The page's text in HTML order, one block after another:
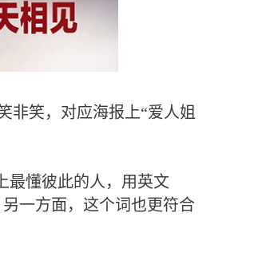
非笑，对应海报上“爱人姐
最懂彼此的人，用英文
另一方面，这个词也更符合